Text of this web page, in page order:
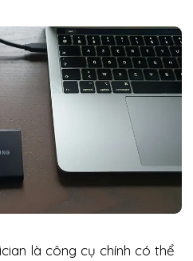
là công cụ chính có thể